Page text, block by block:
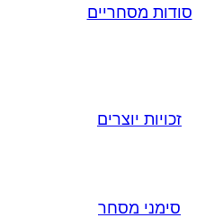
סודות מסחריים
זכויות יוצרים
סימני מסחר